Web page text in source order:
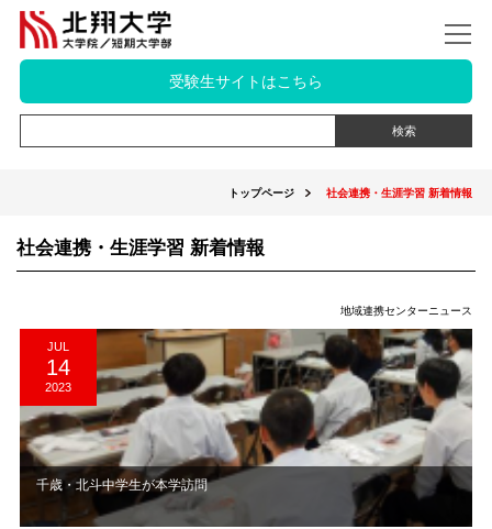
受験生サイトはこちら
トップページ 社会連携・生涯学習 新着情報
社会連携・生涯学習 新着情報
地域連携センターニュース
JUL
14
2023
千歳・北斗中学生が本学訪問